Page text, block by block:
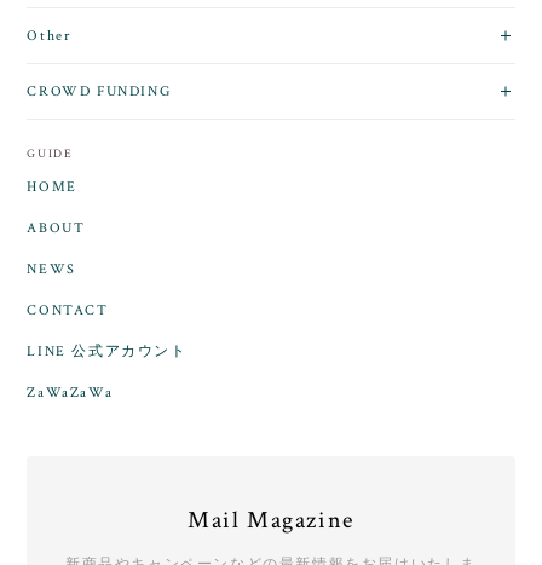
Other
CROWD FUNDING
GUIDE
HOME
ABOUT
NEWS
CONTACT
LINE 公式アカウント
ZaWaZaWa
Mail Magazine